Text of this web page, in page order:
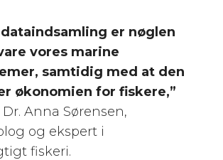
er nøglen
vores marine
samtidig med at den
økonomien for fiskere,”
Anna Sørensen,
og ekspert i
fiskeri.